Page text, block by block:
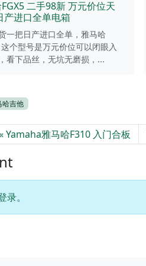
二手98新 万元价位天
产进口全单电箱
一把日产进口全单，雅马哈
这个型号是万元价位可以闭眼入
看下品丝，无坑无磨损，...
哈吉他
Yamaha雅马哈F310 入门合板
录。